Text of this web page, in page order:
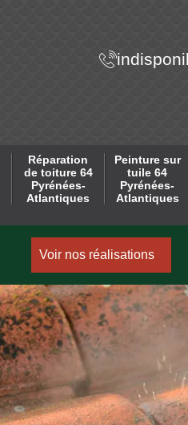
Réparation
de toiture 64
Pyrénées-
Atlantiques
Peinture sur
tuile 64
Pyrénées-
Atlantiques
Voir nos réalisations